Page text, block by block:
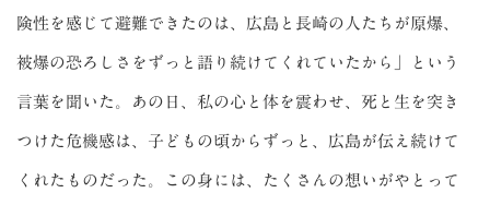
険性を感じて避難できたのは、広島と長崎の人たちが原爆、
被爆の恐ろしさをずっと語り続けてくれていたから」という
言葉を聞いた。あの日、私の心と体を震わせ、死と生を突き
つけた危機感は、子どもの頃からずっと、広島が伝え続けて
くれたものだった。この身には、たくさんの想いがやとって